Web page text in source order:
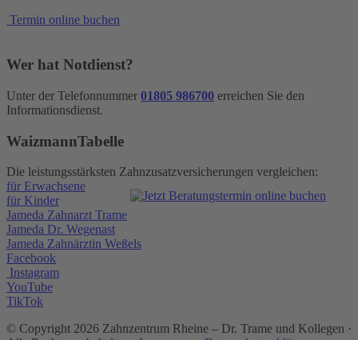
Termin online buchen
Wer hat Notdienst?
Unter der Telefonnummer 01805 986700 erreichen Sie den
Informationsdienst.
WaizmannTabelle
Die leistungsstärksten Zahnzusatzversicherungen vergleichen:
für Erwachsene
für Kinder
Jameda Zahnarzt Trame
Jameda Dr. Wegenast
Jameda Zahnärztin Weßels
Facebook
Instagram
YouTube
TikTok
© Copyright 2026 Zahnzentrum Rheine – Dr. Trame und Kollegen ·